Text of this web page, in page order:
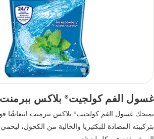
غسول الفم كولجيت®بلاكس ببرمنت
يمنحك غسول الفم كولجيت®
بلاكس ببرمنت
بتركيبته المضادة للبكتيريا والخالية من الكحول،